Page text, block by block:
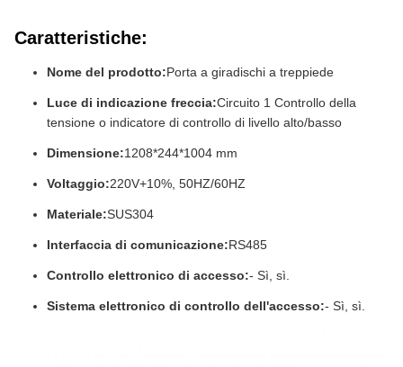
Caratteristiche:
Nome del prodotto:Porta a giradischi a treppiede
Luce di indicazione freccia:Circuito 1 Controllo della
tensione o indicatore di controllo di livello alto/basso
Dimensione:1208*244*1004 mm
Voltaggio:220V+10%, 50HZ/60HZ
Materiale:SUS304
Interfaccia di comunicazione:RS485
Controllo elettronico di accesso:- Sì, sì.
Sistema elettronico di controllo dell'accesso:- Sì, sì.